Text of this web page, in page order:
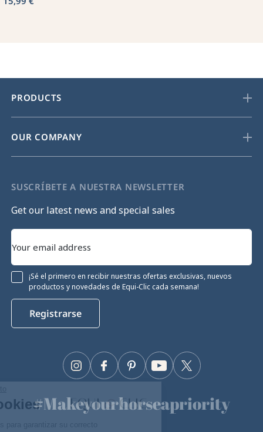
Gestión de cookies
PRODUCTS
OUR COMPANY
SUSCRÍBETE A NUESTRA NEWSLETTER
Get our latest news and special sales
¡Sé el primero en recibir nuestras ofertas exclusivas, nuevos
productos y novedades de Equi-Clic cada semana!
Registrarse
Facebook Twitter
YouTube
Pinterest
Instagram
#Makeyourhorseapriority